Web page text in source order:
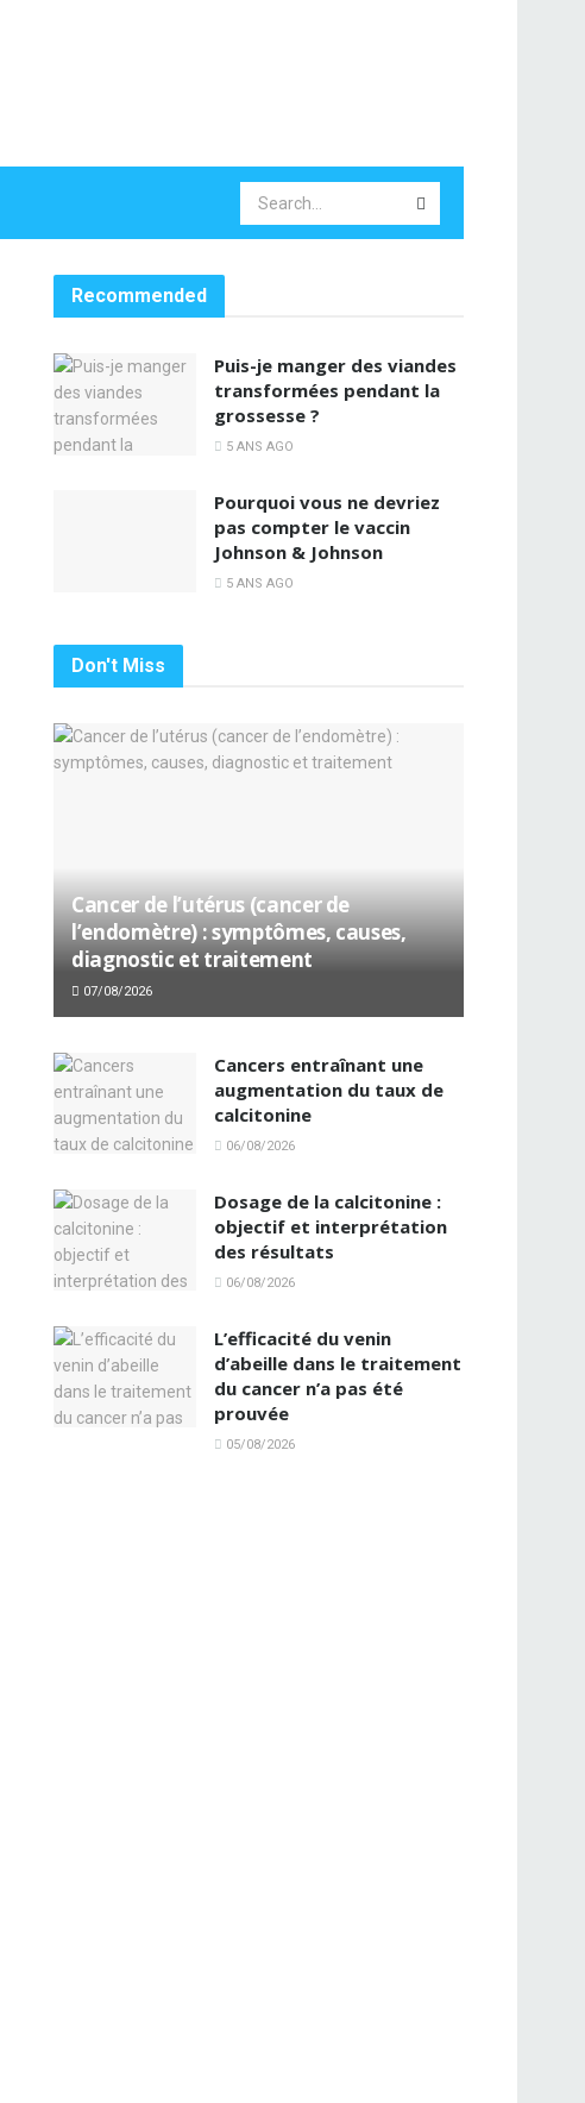
Recommended
Puis-je manger des viandes
transformées pendant la
grossesse ?
5 ANS AGO
Pourquoi vous ne devriez
pas compter le vaccin
Johnson & Johnson
5 ANS AGO
Don't Miss
Cancer de l’utérus (cancer de
l’endomètre) : symptômes, causes,
diagnostic et traitement
07/08/2026
Cancers entraînant une
augmentation du taux de
calcitonine
06/08/2026
Dosage de la calcitonine :
objectif et interprétation
des résultats
06/08/2026
L’efficacité du venin
d’abeille dans le traitement
du cancer n’a pas été
prouvée
05/08/2026